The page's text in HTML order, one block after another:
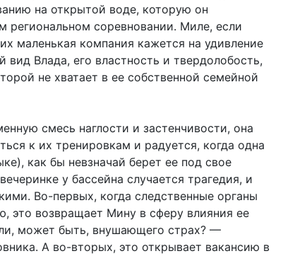
на открытой воде, которую он
региональном соревновании. Миле, если
маленькая компания кажется на удивление
вид Влада, его властность и твердолобость,
не хватает в ее собственной семейной
смесь наглости и застенчивости, она
к их тренировкам и радуется, когда одна
как бы невзначай берет ее под свое
у бассейна случается трагедия, и
Во-первых, когда следственные органы
это возвращает Мину в сферу влияния ее
может быть, внушающего страх? —
А во-вторых, это открывает вакансию в